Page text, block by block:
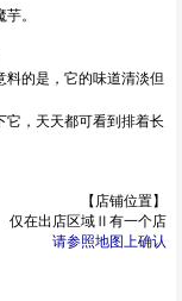
。
料的是，它的味道清淡但
它，天天都可看到排着长
【店铺位置】
仅在出店区域Ⅱ有一个店
请参照地图上确认